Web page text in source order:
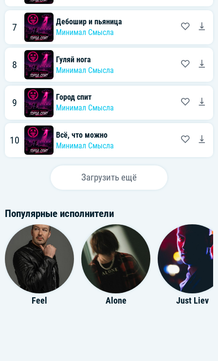
7
Дебошир и пьяница
Минимал Смысла
8
Гуляй нога
Минимал Смысла
9
Город спит
Минимал Смысла
10
Всё, что можно
Минимал Смысла
Загрузить ещё
Популярные исполнители
Feel Alone Just Liev